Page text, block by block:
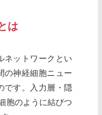
は
ネットワークとい
の神経細胞ニュー
です。入力層・隠
胞のように結びつ